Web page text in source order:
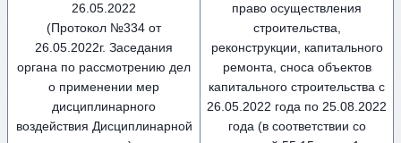
26.05.2022
(Протокол №334 от
26.05.2022г. Заседания
органа по рассмотрению дел
о применении мер
дисциплинарного
воздействия Дисциплинарной
право осуществления
строительства,
реконструкции, капитального
ремонта, сноса объектов
капитального строительства с
26.05.2022 года по 25.08.2022
года (в соответствии со